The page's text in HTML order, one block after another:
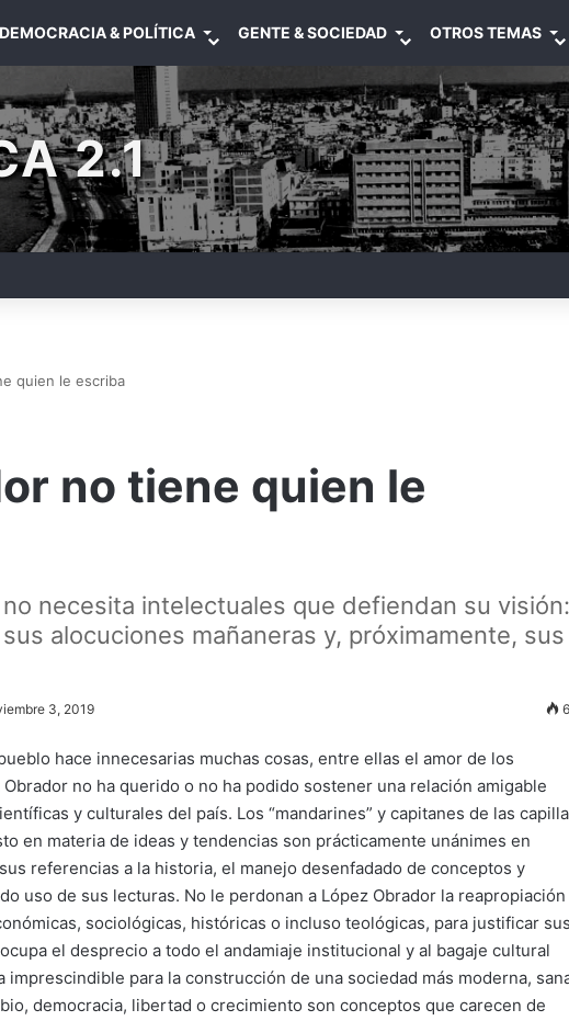
DEMOCRACIA & POLÍTICA GENTE & SOCIEDAD OTROS TEMAS
2.1
quien le escriba
no tiene quien le
necesita intelectuales que defiendan su visión:
alocuciones mañaneras y, próximamente, sus
3, 2019
hace innecesarias muchas cosas, entre ellas el amor de los
no ha querido o no ha podido sostener una relación amigable
y culturales del país. Los “mandarines” y capitanes de las
en materia de ideas y tendencias son prácticamente unánimes en
referencias a la historia, el manejo desenfadado de conceptos y
uso de sus lecturas. No le perdonan a López Obrador la reapropiación
sociológicas, históricas o incluso teológicas, para justificar sus
el desprecio a todo el andamiaje institucional y al bagaje cultural
imprescindible para la construcción de una sociedad más moderna,
democracia, libertad o crecimiento son conceptos que carecen de